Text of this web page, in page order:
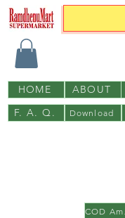
ABOUT
F. A. Q.
HOME
Download